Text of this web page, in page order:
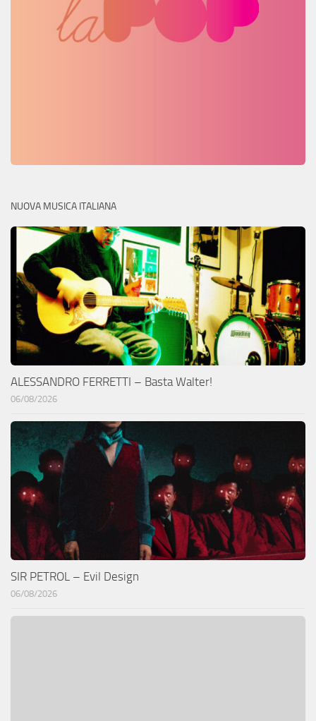
NUOVA MUSICA ITALIANA
ALESSANDRO FERRETTI – Basta Walter!
06/08/2026
SIR PETROL – Evil Design
06/08/2026